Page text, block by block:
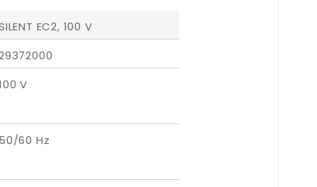
EC2, 100 V
V
50/60 Hz